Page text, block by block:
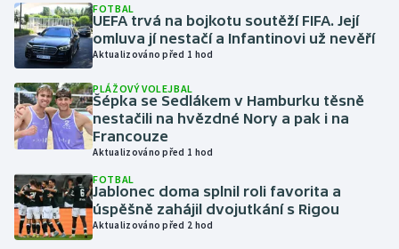
Házená
Jezdectví
Judo
Krasobruslení
Lezení
Lyže a snowboard
FOTBAL
UEFA trvá na bojkotu soutěží FIFA. Její
omluva jí nestačí a Infantinovi už nevěří
Aktualizováno před 1 hod
PLÁŽOVÝ VOLEJBAL
Šépka se Sedlákem v Hamburku těsně
nestačili na hvězdné Nory a pak i na
Francouze
Aktualizováno před 1 hod
FOTBAL
Jablonec doma splnil roli favorita a
úspěšně zahájil dvojutkání s Rigou
Aktualizováno před 2 hod